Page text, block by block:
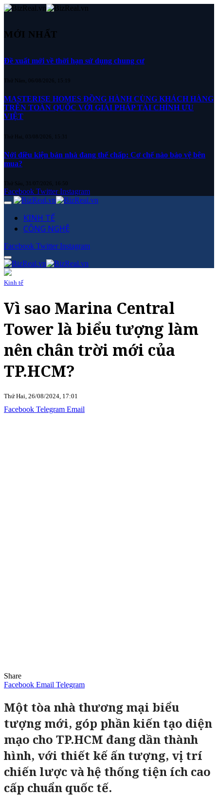
MỚI NHẤT
Đề xuất mới về thời hạn sử dụng chung cư
Thứ Năm, 06/08/2026, 15:19
MASTERISE HOMES ĐỒNG HÀNH CÙNG KHÁCH HÀNG
TRÊN TOÀN QUỐC VỚI GIẢI PHÁP TÀI CHÍNH ƯU
VIỆT
Thứ Hai, 03/08/2026, 15:31
Nới điều kiện bán nhà đang thế chấp: Cơ chế nào bảo vệ bên
mua?
Thứ Sáu, 31/07/2026, 16:50
Facebook Twitter Instagram
KINH TẾ
CÔNG NGHỆ
Facebook Twitter Instagram
Kinh tế
Vì sao Marina Central
Tower là biểu tượng làm
nên chân trời mới của
TP.HCM?
Thứ Hai, 26/08/2024, 17:01
Facebook Telegram Email
Share
Facebook Email Telegram
Một tòa nhà thương mại biểu
tượng mới, góp phần kiến tạo diện
mạo cho TP.HCM đang dần thành
hình, với thiết kế ấn tượng, vị trí
chiến lược và hệ thống tiện ích cao
cấp chuẩn quốc tế.